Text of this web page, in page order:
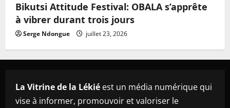
Bikutsi Attitude Festival: OBALA s’apprête
à vibrer durant trois jours
Serge Ndongue juillet 23, 2026
La Vitrine de la Lékié est un média numérique qui
vise à informer, promouvoir et valoriser le